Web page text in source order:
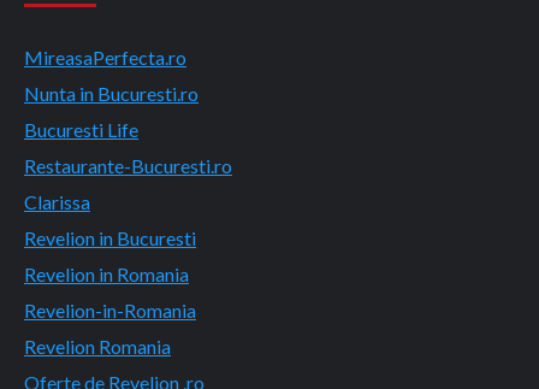
MireasaPerfecta.ro
Nunta in Bucuresti.ro
Bucuresti Life
Restaurante-Bucuresti.ro
Clarissa
Revelion in Bucuresti
Revelion in Romania
Revelion-in-Romania
Revelion Romania
Oferte de Revelion .ro